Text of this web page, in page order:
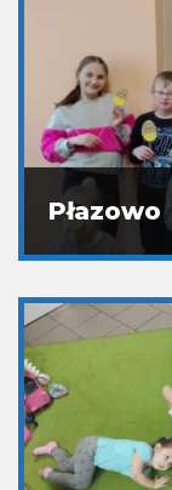
Płazowo